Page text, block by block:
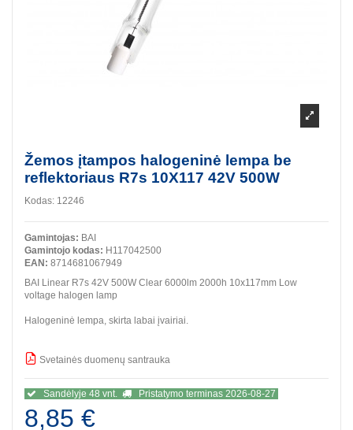
Žemos įtampos halogeninė lempa be
reflektoriaus R7s 10X117 42V 500W
Kodas: 12246
Gamintojas: BAI
Gamintojo kodas: H117042500
EAN: 8714681067949
BAI Linear R7s 42V 500W Clear 6000lm 2000h 10x117mm Low
voltage halogen lamp
Halogeninė lempa, skirta labai įvairiai.
Svetainės duomenų santrauka
Sandėlyje 48 vnt. Pristatymo terminas 2026-08-27
8,85 €